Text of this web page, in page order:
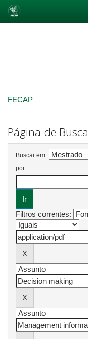
FECAP
Página de Busca
Buscar em:
por
Filtros correntes: